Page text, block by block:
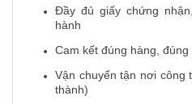
Đầy đủ giấy chứng
hành
Cam kết đúng hàng,
Vận chuyển tận nơi công
thành)